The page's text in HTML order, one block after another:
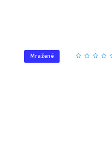
Mražené